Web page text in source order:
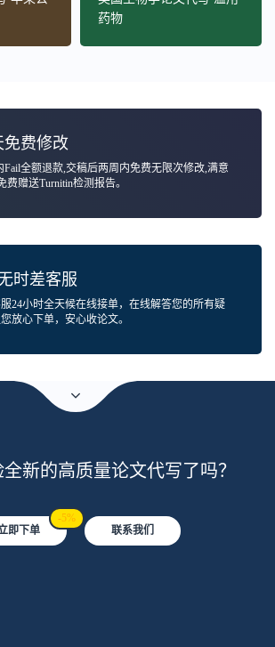
药物
免费修改
Fail全额退款,交稿后两周内免费无限次修改,满意
费赠送Turnitin检测报告。
时差客服
24小时全天候在线接单，在线解答您的所有疑
放心下单，安心收论文。
新的高质量论文代写了吗？
即下单
-5%
联系我们